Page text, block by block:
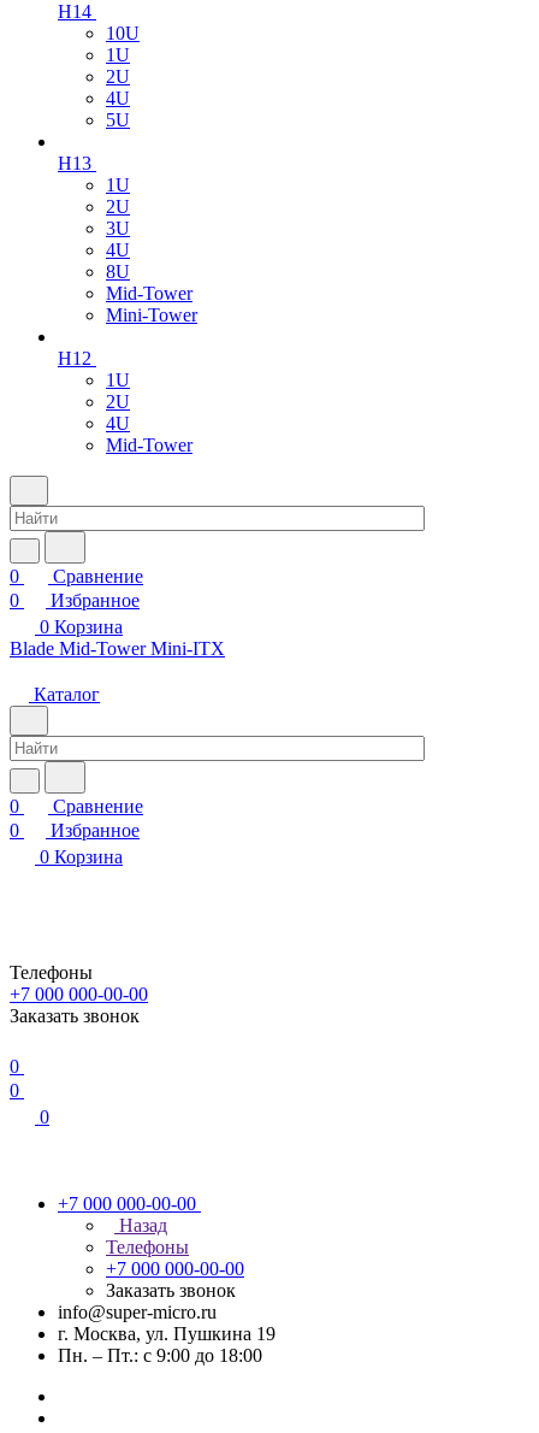
H14
10U
1U
2U
4U
5U
H13
1U
2U
3U
4U
8U
Mid-Tower
Mini-Tower
H12
1U
2U
4U
Mid-Tower
0
Сравнение
0
Избранное
0 Корзина
Blade Mid-Tower Mini-ITX
Каталог
0
Сравнение
0
Избранное
0 Корзина
Телефоны
+7 000 000-00-00
Заказать звонок
0
0
0
+7 000 000-00-00
Назад
Телефоны
+7 000 000-00-00
Заказать звонок
info@super-micro.ru
г. Москва, ул. Пушкина 19
Пн. – Пт.: с 9:00 до 18:00